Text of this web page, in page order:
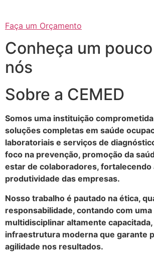
Faça um Orçamento
Conheça um
nós
Sobre a CEMED
Somos uma instituição
soluções completas em saúde
laboratoriais e serviços de
foco na prevenção, promoção da
estar de colaboradores, fortalecendo
produtividade das empresas.
Nosso trabalho é pautado na ética,
responsabilidade, contando com uma
multidisciplinar altamente capacitada,
infraestrutura moderna que garante
agilidade nos resultados.